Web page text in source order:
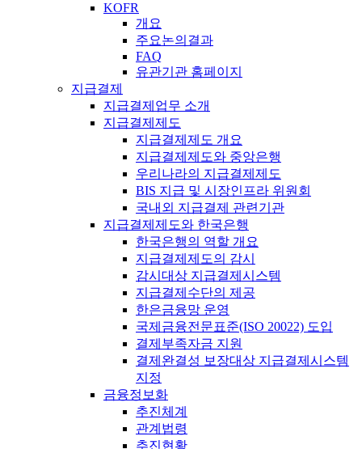
KOFR
개요
주요논의결과
FAQ
유관기관 홈페이지
지급결제
지급결제업무 소개
지급결제제도
지급결제제도 개요
지급결제제도와 중앙은행
우리나라의 지급결제제도
BIS 지급 및 시장인프라 위원회
국내외 지급결제 관련기관
지급결제제도와 한국은행
한국은행의 역할 개요
지급결제제도의 감시
감시대상 지급결제시스템
지급결제수단의 제공
한은금융망 운영
국제금융전문표준(ISO 20022) 도입
결제부족자금 지원
결제완결성 보장대상 지급결제시스템
지정
금융정보화
추진체계
관계법령
추진현황